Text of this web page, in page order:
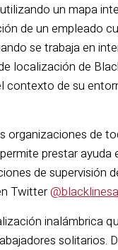
un mapa
de un empleado
se trabaja en
localización de
contexto de su
organizaciones de
prestar ayuda
de supervisión
Twitter
inalámbrica
solitarios.